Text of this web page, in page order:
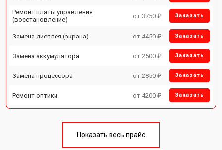
Ремонт платы управления
(восстановление)
от 3750 ₽ Заказать
Замена дисплея (экрана) от 4450 ₽ Заказать
Замена аккумулятора от 2500 ₽ Заказать
Замена процессора от 2850 ₽ Заказать
Ремонт оптики от 4200 ₽ Заказать
Показать весь прайс